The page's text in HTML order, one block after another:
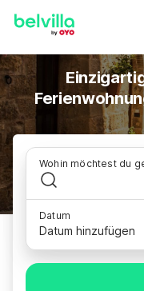
Wohin möchtest du
Datum
Datum hinzufügen